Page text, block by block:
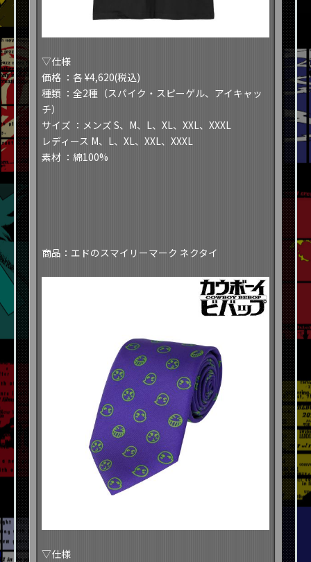
​​▽仕様​
​​価格 ：各 ¥4,620(税込)​
​​種類 ：全2種（スパイク・スピーゲル、アイキャッ
チ）​
​​サイズ ：メンズ S、M、L、XL、XXL、XXXL​
​​レディース M、L、XL、XXL、XXXL​
​​素材 ：綿100%​
​​商品：エドのスマイリーマーク ネクタイ​
​​▽仕様​